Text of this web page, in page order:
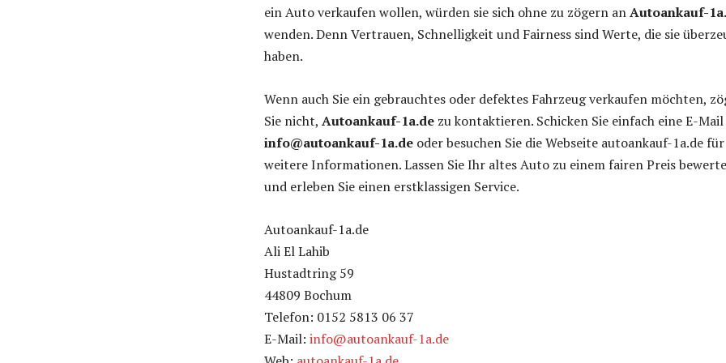
ein Auto verkaufen wollen, würden sie sich ohne zu zögern anAutoankauf-
wenden. Denn Vertrauen, Schnelligkeit und Fairness sind Werte, die sie
haben.
Wenn auch Sie ein gebrauchtes oder defektes Fahrzeug verkaufen möchten,
Sie nicht, Autoankauf-1a.de zu kontaktieren. Schicken Sie einfach eine E-
info@autoankauf-1a.de oder besuchen Sie die Webseite autoankauf-1a.de für
weitere Informationen. Lassen Sie Ihr altes Auto zu einem fairen Preis
und erleben Sie einen erstklassigen Service.
Autoankauf-1a.de
Ali El Lahib
Hustadtring 59
44809 Bochum
Telefon: 0152 5813 06 37
E-Mail: info@autoankauf-1a.de